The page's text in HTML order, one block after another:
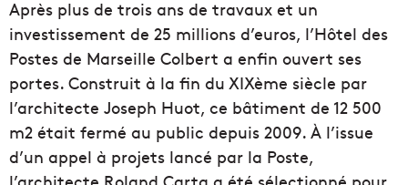
Après plus de trois ans de travaux et un
investissement de 25 millions d’euros, l’Hôtel des
Postes de Marseille Colbert a enfin ouvert ses
portes. Construit à la fin du XIXème siècle par
l’architecte Joseph Huot, ce bâtiment de 12 500
m2 était fermé au public depuis 2009. À l’issue
d’un appel à projets lancé par la Poste,